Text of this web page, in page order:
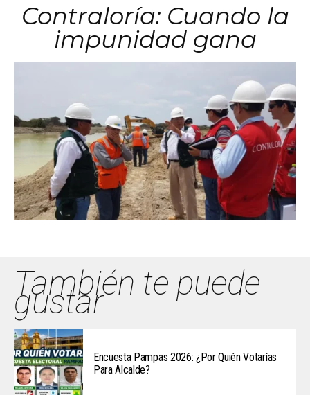
Contraloría: Cuando la
impunidad gana
También te puede
gustar
Encuesta Pampas 2026: ¿Por Quién Votarías
Para Alcalde?